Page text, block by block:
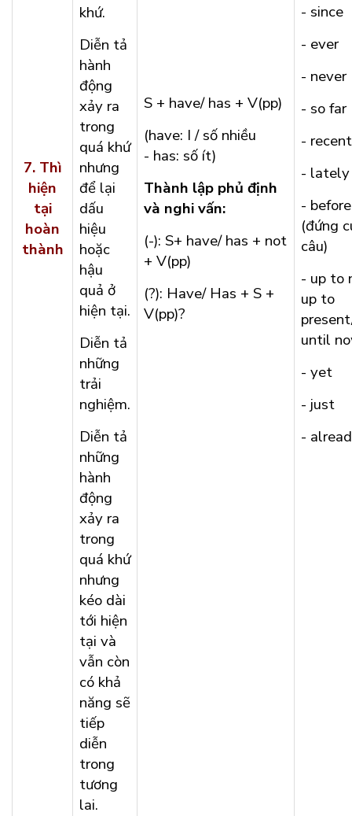
7. Thì
hiện
tại
hoàn
thành
khứ.
Diễn tả
hành
động
xảy ra
trong
quá khứ
nhưng
để lại
dấu
hiệu
hoặc
hậu
quả ở
hiện tại.
Diễn tả
những
trải
nghiệm.
Diễn tả
những
hành
động
xảy ra
trong
quá khứ
nhưng
kéo dài
tới hiện
tại và
vẫn còn
có khả
năng sẽ
tiếp
diễn
trong
tương
lai.
S + have/ has + V(pp)
(have: I / số nhiều
- has: số ít)
Thành lập phủ định
và nghi vấn:
(-): S+ have/ has + not
+ V(pp)
(?): Have/ Has + S +
V(pp)?
- since
- ever
- never
- so far
-
- lately
- before
(đứng
câu)
- up to
up to
until
- yet
- just
-